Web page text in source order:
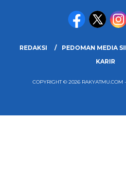
REDAKSI PEDOMAN MEDIA
KARIR
COPYRIGHT © 2026 RAKYATMU.COM